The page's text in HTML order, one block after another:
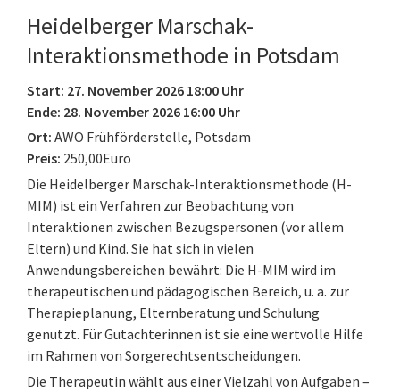
Heidelberger Marschak-
Interaktionsmethode in Potsdam
Start: 27. November 2026 18:00 Uhr
Ende: 28. November 2026 16:00 Uhr
Ort: AWO Frühförderstelle, Potsdam
Preis: 250,00Euro
Die Heidelberger Marschak-Interaktionsmethode (H-
MIM) ist ein Verfahren zur Beobachtung von
Interaktionen zwischen Bezugspersonen (vor allem
Eltern) und Kind. Sie hat sich in vielen
Anwendungsbereichen bewährt: Die H-MIM wird im
therapeutischen und pädagogischen Bereich, u. a. zur
Therapieplanung, Elternberatung und Schulung
genutzt. Für Gutachterinnen ist sie eine wertvolle Hilfe
im Rahmen von Sorgerechtsentscheidungen.
Die Therapeutin wählt aus einer Vielzahl von Aufgaben –